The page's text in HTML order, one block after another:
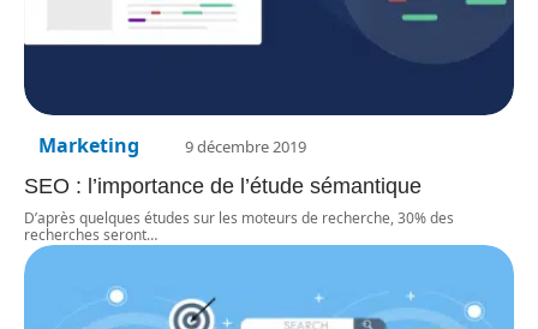
Marketing 9 décembre 2019
SEO : l’importance de l’étude sémantique
D’après quelques études sur les moteurs de recherche, 30% des
recherches seront…